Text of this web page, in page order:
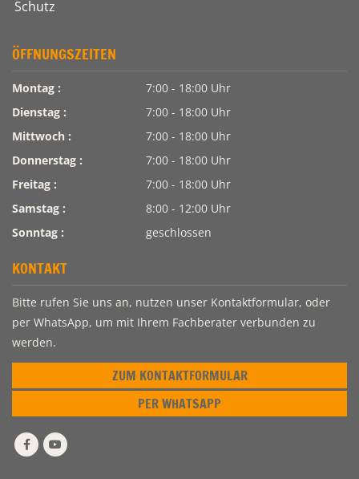
ÖFFNUNGSZEITEN
Montag :
7:00 - 18:00 Uhr
Dienstag :
7:00 - 18:00 Uhr
Mittwoch :
7:00 - 18:00 Uhr
Donnerstag :
7:00 - 18:00 Uhr
Freitag :
7:00 - 18:00 Uhr
Samstag :
8:00 - 12:00 Uhr
Sonntag :
geschlossen
KONTAKT
Bitte rufen Sie uns an, nutzen unser Kontaktformular, oder
per WhatsApp, um mit Ihrem Fachberater verbunden zu
werden.
ZUM KONTAKTFORMULAR
PER WHATSAPP